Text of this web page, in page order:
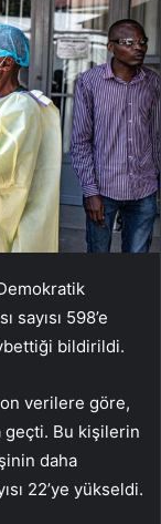
598’e
bildirildi.
verilere göre,
geçti. Bu kişilerin
daha
22’ye yükseldi.